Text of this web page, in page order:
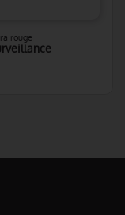
rouge